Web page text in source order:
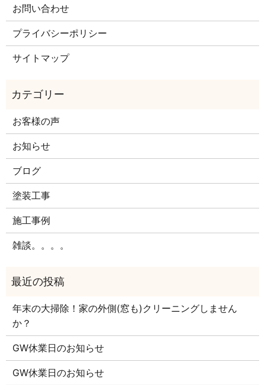
お問い合わせ
プライバシーポリシー
サイトマップ
お客様の声
お知らせ
ブログ
塗装工事
施工事例
雑談。。。。
年末の大掃除！家の外側(窓も)クリーニングしません
か？
GW休業日のお知らせ
GW休業日のお知らせ